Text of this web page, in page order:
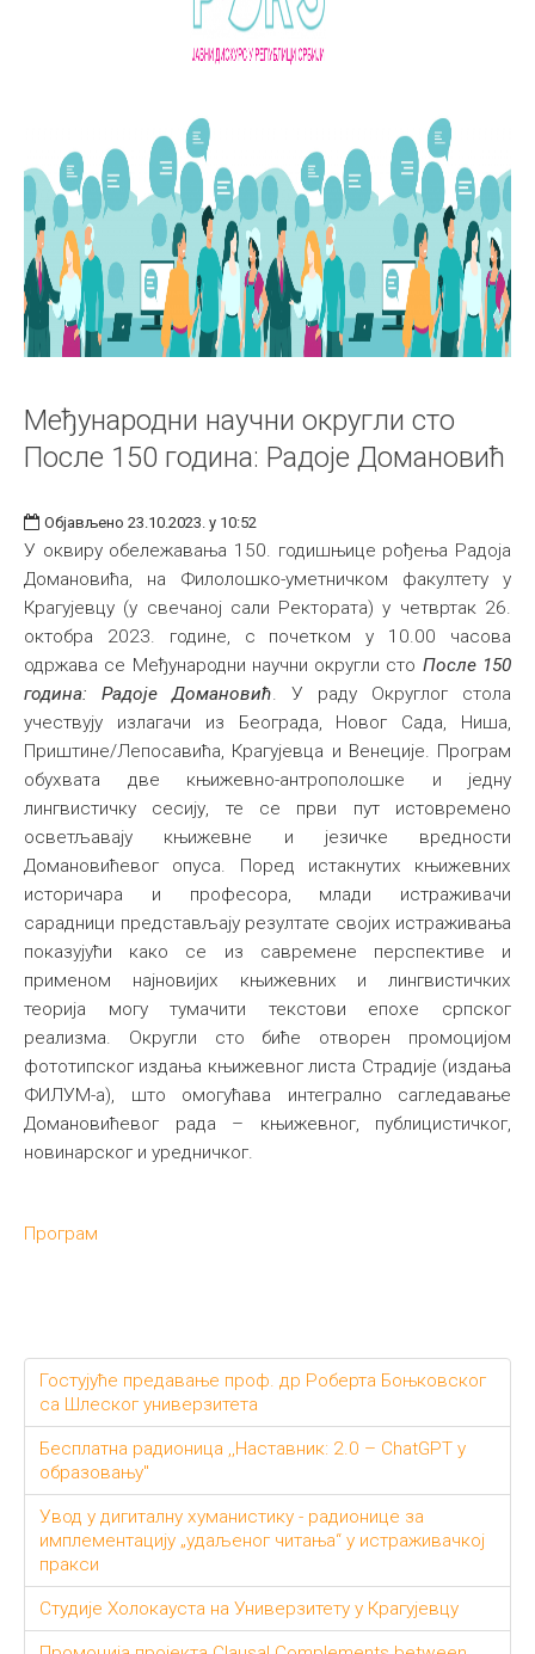
Међународни научни округли сто
После 150 година: Радоје Домановић
Објављено 23.10.2023. у 10:52
У оквиру обележавања 150. годишњице рођења Радоја
Домановића, на Филолошко-уметничком факултету у
Крагујевцу (у свечаној сали Ректората) у четвртак 26.
октобра 2023. године, с почетком у 10.00 часова
одржава се Међународни научни округли сто После 150
година: Радоје Домановић. У раду Округлог стола
учествују излагачи из Београда, Новог Сада, Ниша,
Приштине/Лепосавића, Крагујевца и Венеције. Програм
обухвата две књижевно-антрополошке и једну
лингвистичку сесију, те се први пут истовремено
осветљавају књижевне и језичке вредности
Домановићевог опуса. Поред истакнутих књижевних
историчара и професора, млади истраживачи
сарадници представљају резултате својих истраживања
показујући како се из савремене перспективе и
применом најновијих књижевних и лингвистичких
теорија могу тумачити текстови епохе српског
реализма. Округли сто биће отворен промоцијом
фототипског издања књижевног листа Страдије (издања
ФИЛУМ-а), што омогућава интегрално сагледавање
Домановићевог рада – књижевног, публицистичког,
новинарског и уредничког.
Програм
Гостујуће предавање проф. др Роберта Боњковског
са Шлеског универзитета
Бесплатна радионица ,,Наставник: 2.0 – ChatGPT у
образовању"
Увод у дигиталну хуманистику - радионице за
имплементацију „удаљеног читања“ у истраживачкој
пракси
Студије Холокауста на Универзитету у Крагујевцу